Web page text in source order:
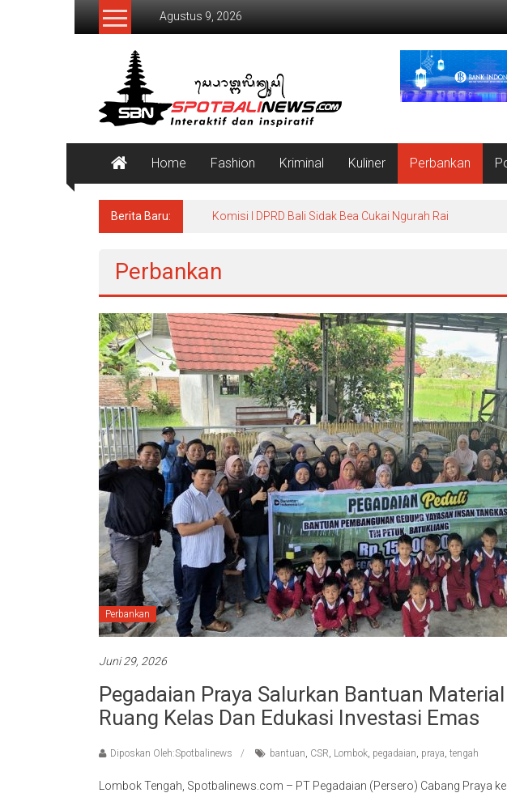
Lompat
Agustus 9, 2026
SpotBaliNews
Home Fashion Kriminal Kuliner Perbankan
Berita Baru: Komisi I DPRD Bali Sidak Bea Cukai Ngurah Rai
Perbankan
Perbankan
Juni 29, 2026
Pegadaian Praya Salurkan Bantuan
Ruang Kelas Dan Edukasi Investasi Emas
Diposkan Oleh:Spotbalinews bantuan, CSR, Lombok, pegadaian, praya, tengah
Lombok Tengah, Spotbalinews.com – PT Pegadaian (Persero) Cabang Praya